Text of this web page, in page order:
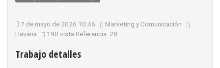
7 de mayo de 2026 10:46
Marketing y Comunicación
Havana
190 vista Referencia: 28
Trabajo detalles